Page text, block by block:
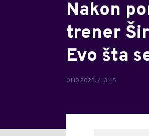
Nakon
trener
Evo šta
01.10.2023. / 13:45